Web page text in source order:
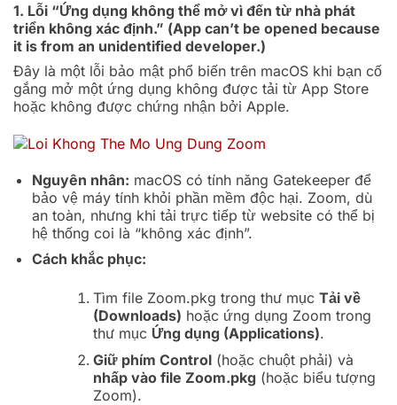
1. Lỗi “Ứng dụng không thể mở vì đến từ nhà phát
triển không xác định.” (App can’t be opened because
it is from an unidentified developer.)
Đây là một lỗi bảo mật phổ biến trên macOS khi bạn cố
gắng mở một ứng dụng không được tải từ App Store
hoặc không được chứng nhận bởi Apple.
Nguyên nhân: macOS có tính năng Gatekeeper để
bảo vệ máy tính khỏi phần mềm độc hại. Zoom, dù
an toàn, nhưng khi tải trực tiếp từ website có thể bị
hệ thống coi là “không xác định”.
Cách khắc phục:
Tìm file Zoom.pkg trong thư mục Tải về
(Downloads) hoặc ứng dụng Zoom trong
thư mục Ứng dụng (Applications).
Giữ phím Control(hoặc chuột phải) và
nhấp vào file Zoom.pkg (hoặc biểu tượng
Zoom).